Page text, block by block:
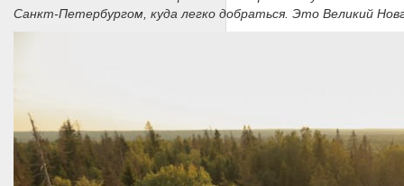
Санкт-Петербургом, куда легко добраться. Это Великий